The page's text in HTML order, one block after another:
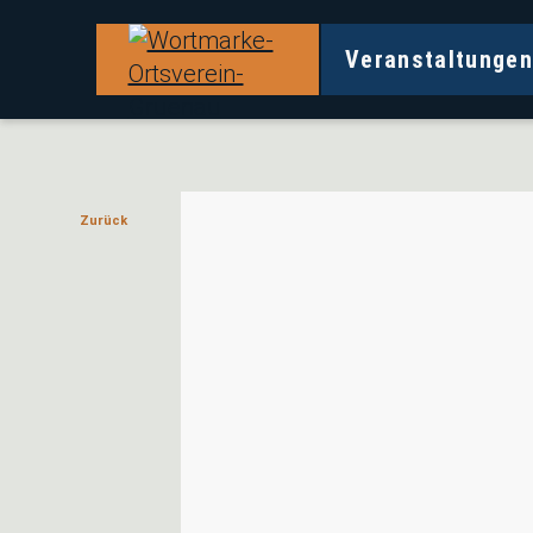
Ortsverein Grünau
Veranstaltungen und Angebote in Ihrem
Veranstaltungen
Zurück